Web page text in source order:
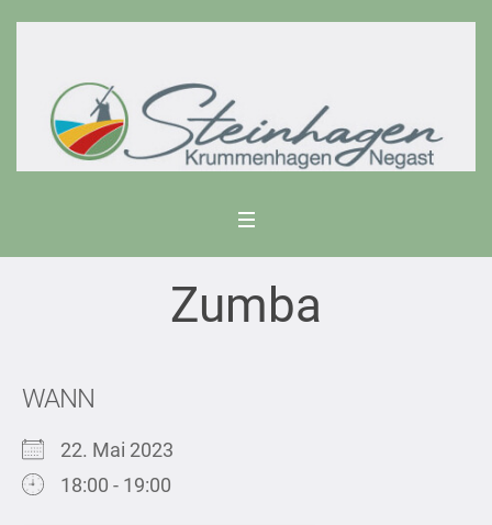
Zumba
WANN
22. Mai 2023
18:00 - 19:00